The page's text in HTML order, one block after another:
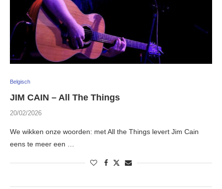
Belgisch
JIM CAIN – All The Things
20/02/2026
We wikken onze woorden: met All the Things levert Jim Cain
eens te meer een …